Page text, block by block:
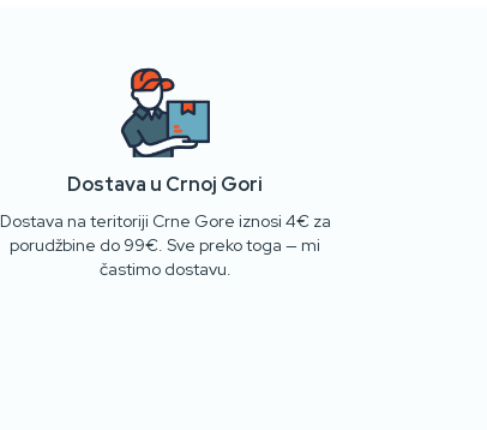
Dostava u Crnoj Gori
Dostava na teritoriji Crne Gore iznosi 4€ za
porudžbine do 99€. Sve preko toga — mi
častimo dostavu.